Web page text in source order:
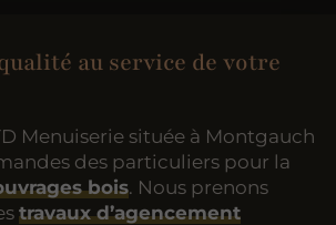
au service de votre
Menuiserie située à Montgauch
des particuliers pour la
bois. Nous prenons
travaux d’agencement